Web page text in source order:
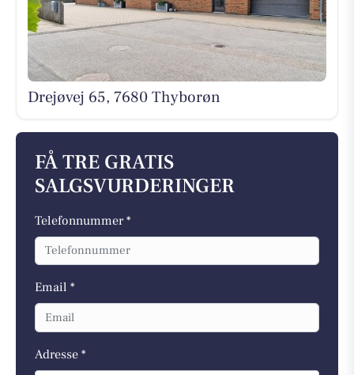
Drejøvej 65, 7680 Thyborøn
FÅ TRE GRATIS
SALGSVURDERINGER
Telefonnummer *
Email *
Adresse *